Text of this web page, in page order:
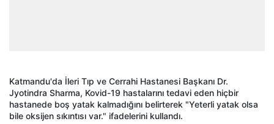
Katmandu'da İleri Tıp ve Cerrahi Hastanesi Başkanı Dr.
Jyotindra Sharma, Kovid-19 hastalarını tedavi eden hiçbir
hastanede boş yatak kalmadığını belirterek "Yeterli yatak olsa
bile oksijen sıkıntısı var." ifadelerini kullandı.